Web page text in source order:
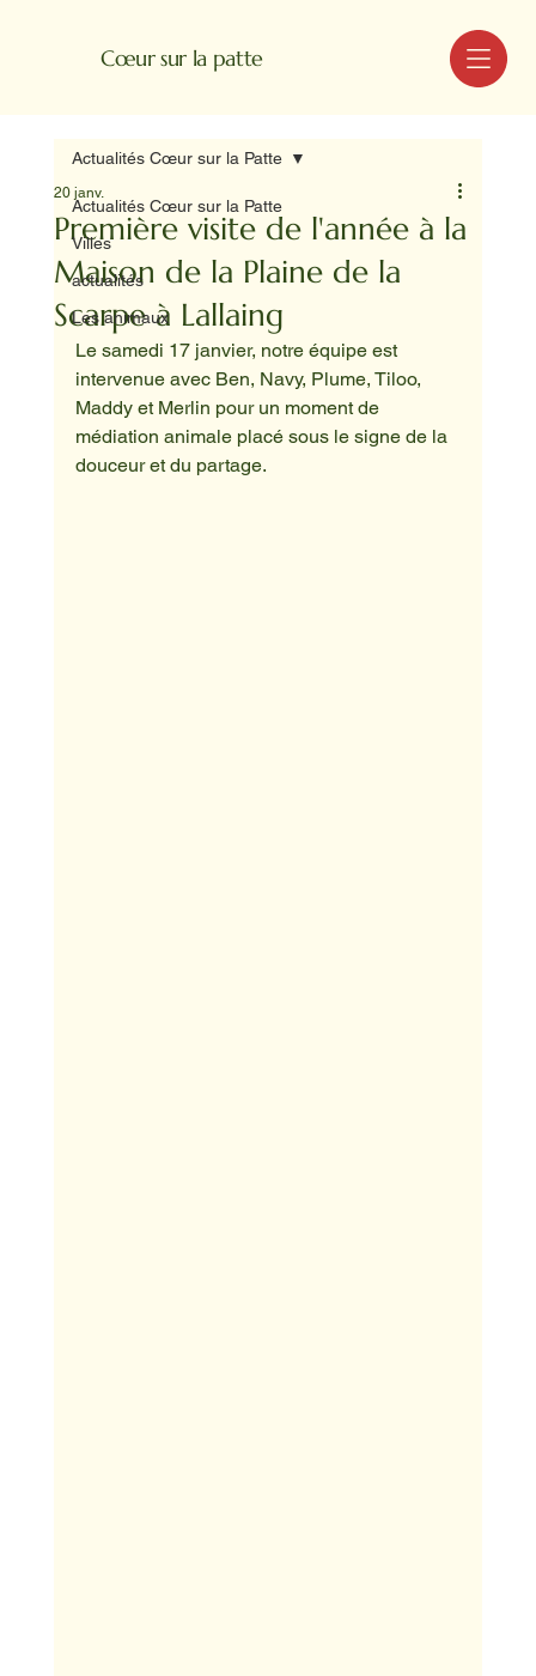
Cœur sur la patte MENU
Actualités Cœur sur la Patte
Villes
actualités
Les animaux
Actualités Cœur sur la Patte
Première visite de l'année à la
Maison de la Plaine de la
Scarpe à Lallaing
20 janv.
Le samedi 17 janvier, notre équipe est
intervenue avec Ben, Navy, Plume, Tiloo,
Maddy et Merlin pour un moment de
médiation animale placé sous le signe de la
douceur et du partage.